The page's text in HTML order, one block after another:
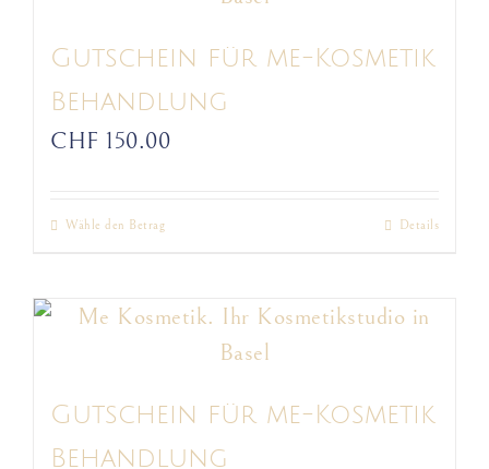
auf.
Die
Optionen
der
gewählt
werden
Gutschein für me-Kosmetik
Behandlung
CHF 150.00
Wähle den BetragDieses
weist
mehrere
auf.
Die
Details
Gutschein für me-Kosmetik
Behandlung